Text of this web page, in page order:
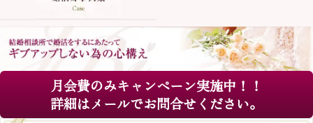
よくあるご質問
婚活好事例集
月会費のみキャンペーン実施中！！
詳細はメールでお問合せください。